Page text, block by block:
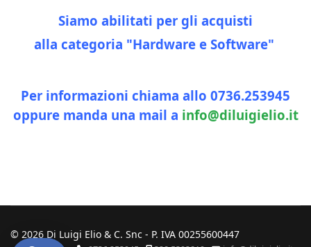
Siamo abilitati per gli acquisti
alla categoria "Hardware e Software"
Per informazioni chiama allo 0736.253945
oppure manda una mail a info@diluigielio.it
© 2026 Di Luigi Elio & C. Snc - P. IVA 00255600447